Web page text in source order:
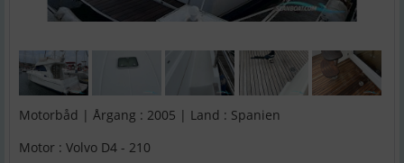
Motorbåd | Årgang : 2005 | Land : Spanien
Motor : Volvo D4 - 210